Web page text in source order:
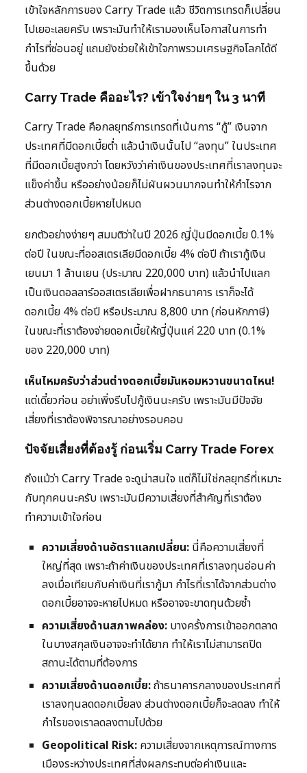
เข้าใจหลักการของ Carry Trade แล้ว ชีวิตการเทรดก็เปลี่ยน
ไปเยอะเลยครับ เพราะมันทำให้เรามองเห็นโอกาสในการทำ
กำไรที่ซ่อนอยู่ แถมยังช่วยให้เข้าใจภาพรวมเศรษฐกิจโลกได้ดี
ขึ้นด้วย
Carry Trade คืออะไร? เข้าใจง่ายๆ ใน 3 นาที
Carry Trade คือกลยุทธ์การเทรดที่เน้นการ “กู้” เงินจาก
ประเทศที่มีดอกเบี้ยต่ำ แล้วนำเงินนั้นไป “ลงทุน” ในประเทศ
ที่มีดอกเบี้ยสูงกว่า โดยหวังว่าค่าเงินของประเทศที่เราลงทุนจะ
แข็งค่าขึ้น หรืออย่างน้อยก็ไม่ผันผวนมากจนทำให้กำไรจาก
ส่วนต่างดอกเบี้ยหายไปหมด
ยกตัวอย่างง่ายๆ สมมติว่าในปี 2026 ญี่ปุ่นมีดอกเบี้ย 0.1%
ต่อปี ในขณะที่ออสเตรเลียมีดอกเบี้ย 4% ต่อปี ถ้าเรากู้เงิน
เยนมา 1 ล้านเยน (ประมาณ 220,000 บาท) แล้วนำไปแลก
เป็นเงินดอลลาร์ออสเตรเลียเพื่อฝากธนาคาร เราก็จะได้
ดอกเบี้ย 4% ต่อปี หรือประมาณ 8,800 บาท (ก่อนหักภาษี)
ในขณะที่เราต้องจ่ายดอกเบี้ยให้ญี่ปุ่นแค่ 220 บาท (0.1%
ของ 220,000 บาท)
เห็นไหมครับว่าส่วนต่างดอกเบี้ยมันหอมหวานขนาดไหน!
แต่เดี๋ยวก่อน อย่าเพิ่งรีบไปกู้เงินนะครับ เพราะมันมีปัจจัย
เสี่ยงที่เราต้องพิจารณาอย่างรอบคอบ
ปัจจัยเสี่ยงที่ต้องรู้ ก่อนเริ่ม Carry Trade Forex
ถึงแม้ว่า Carry Trade จะดูน่าสนใจ แต่ก็ไม่ใช่กลยุทธ์ที่เหมาะ
กับทุกคนนะครับ เพราะมันมีความเสี่ยงที่สำคัญที่เราต้อง
ทำความเข้าใจก่อน
ความเสี่ยงด้านอัตราแลกเปลี่ยน: นี่คือความเสี่ยงที่
ใหญ่ที่สุด เพราะถ้าค่าเงินของประเทศที่เราลงทุนอ่อนค่า
ลงเมื่อเทียบกับค่าเงินที่เรากู้มา กำไรที่เราได้จากส่วนต่าง
ดอกเบี้ยอาจจะหายไปหมด หรืออาจจะขาดทุนด้วยซ้ำ
ความเสี่ยงด้านสภาพคล่อง: บางครั้งการเข้าออกตลาด
ในบางสกุลเงินอาจจะทำได้ยาก ทำให้เราไม่สามารถปิด
สถานะได้ตามที่ต้องการ
ความเสี่ยงด้านดอกเบี้ย:ถ้าธนาคารกลางของประเทศที่
เราลงทุนลดดอกเบี้ยลง ส่วนต่างดอกเบี้ยก็จะลดลง ทำให้
กำไรของเราลดลงตามไปด้วย
Geopolitical Risk: ความเสี่ยงจากเหตุการณ์ทางการ
เมืองระหว่างประเทศที่ส่งผลกระทบต่อค่าเงินและ